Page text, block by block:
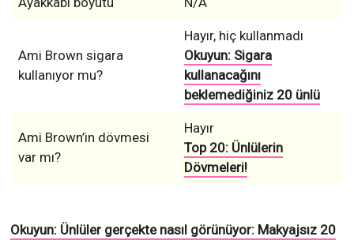
Ami Brown sigara
kullanıyor mu?
Hayır, hiç kullanmadı
Okuyun: Sigara
kullanacağını
beklemediğiniz 20 ünlü
Ami Brown’in dövmesi
var mı?
Hayır
Top 20: Ünlülerin
Dövmeleri!
Okuyun: Ünlüler gerçekte nasıl görünüyor: Makyajsız 20